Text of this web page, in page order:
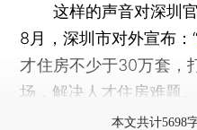
这样的声音对深圳官
8月，深圳市对外宣布：“
才住房不少于30万套，
场 ，解决人才住房难题。
本文共计5698